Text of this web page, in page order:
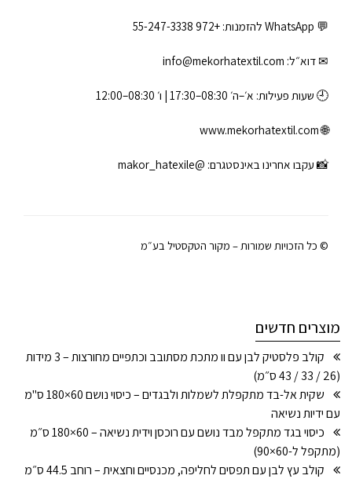
💬 WhatsApp להזמנות: +972 55-247-3338
✉ דוא״ל: info@mekorhatextil.com
🕘 שעות פעילות: א׳–ה׳ 08:30–17:30 | ו׳ 08:30–12:00
🌐
www.mekorhatextil.com
📸 עקבו אחרינו באינסטגרם: @makor_hatexile
© כל הזכויות שמורות – מקור הטקסטיל בע״מ
מוצרים חדשים
קולב פלסטיק לבן עם וו מתכת מסתובב וכתפיים מחורצות – 3 מידות
(26 / 33 / 43 ס״מ)
שקית אל-בד מתקפלת לשמלות ולבגדים – כיסוי נושם 60×180 ס"מ
עם ידיות נשיאה
כיסוי בגד מתקפל מבד נושם עם רוכסן וידית נשיאה – 60×180 ס״מ
(מתקפל ל-60×90)
קולב עץ לבן עם תפסים לחליפה, מכנסיים וחצאית – רוחב 44.5 ס״מ